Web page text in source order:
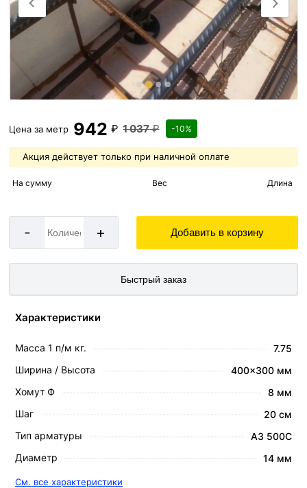
Цена за метр 942 ₽ 1 037₽ -10%
Акция действует только при наличной оплате
На сумму Вес Длина
- + Добавить в корзину
Быстрый заказ
Характеристики
Масса 1 п/м кг.
7.75
Ширина / Высота
400x300 мм
Хомут Ф
8 мм
Шаг
20 см
Тип арматуры
А3 500С
Диаметр
14 мм
См. все характеристики